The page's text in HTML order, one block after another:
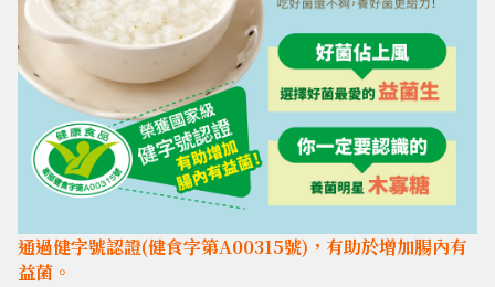
通過健字號認證(健食字第A00315號)，有助於增加腸內有
益菌。